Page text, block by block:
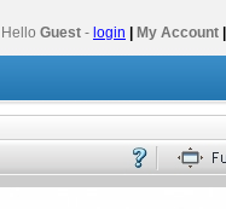
Hello Guest - login My Account